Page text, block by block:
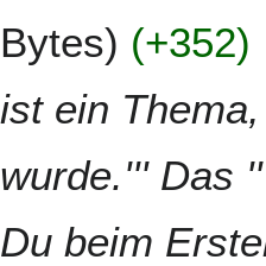
Bytes
+352
ist ein
wurde.''' Das
Du beim